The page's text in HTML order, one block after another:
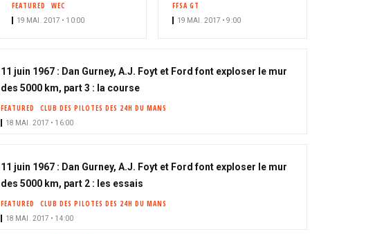
FEATURED WEC
19 MAI. 2017 • 10:00
FFSA GT
19 MAI. 2017 • 9:00
11 juin 1967 : Dan Gurney, A.J. Foyt et Ford font exploser le mur
des 5000 km, part 3 : la course
FEATURED CLUB DES PILOTES DES 24H DU MANS
18 MAI. 2017 • 16:00
11 juin 1967 : Dan Gurney, A.J. Foyt et Ford font exploser le mur
des 5000 km, part 2 : les essais
FEATURED CLUB DES PILOTES DES 24H DU MANS
18 MAI. 2017 • 14:00